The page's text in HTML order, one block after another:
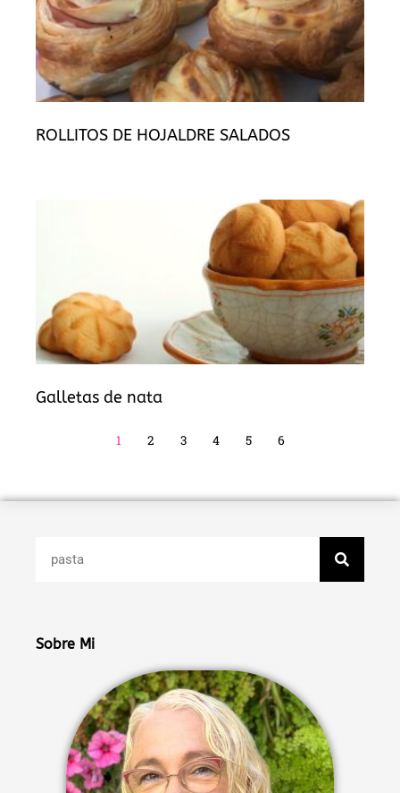
ROLLITOS DE HOJALDRE SALADOS
Galletas de nata
1 2 3 4 5 6
Sobre Mi